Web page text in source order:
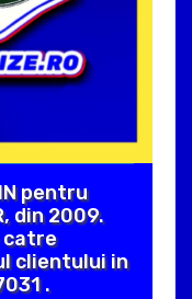
pentru
din 2009.
catre
clientului in
.